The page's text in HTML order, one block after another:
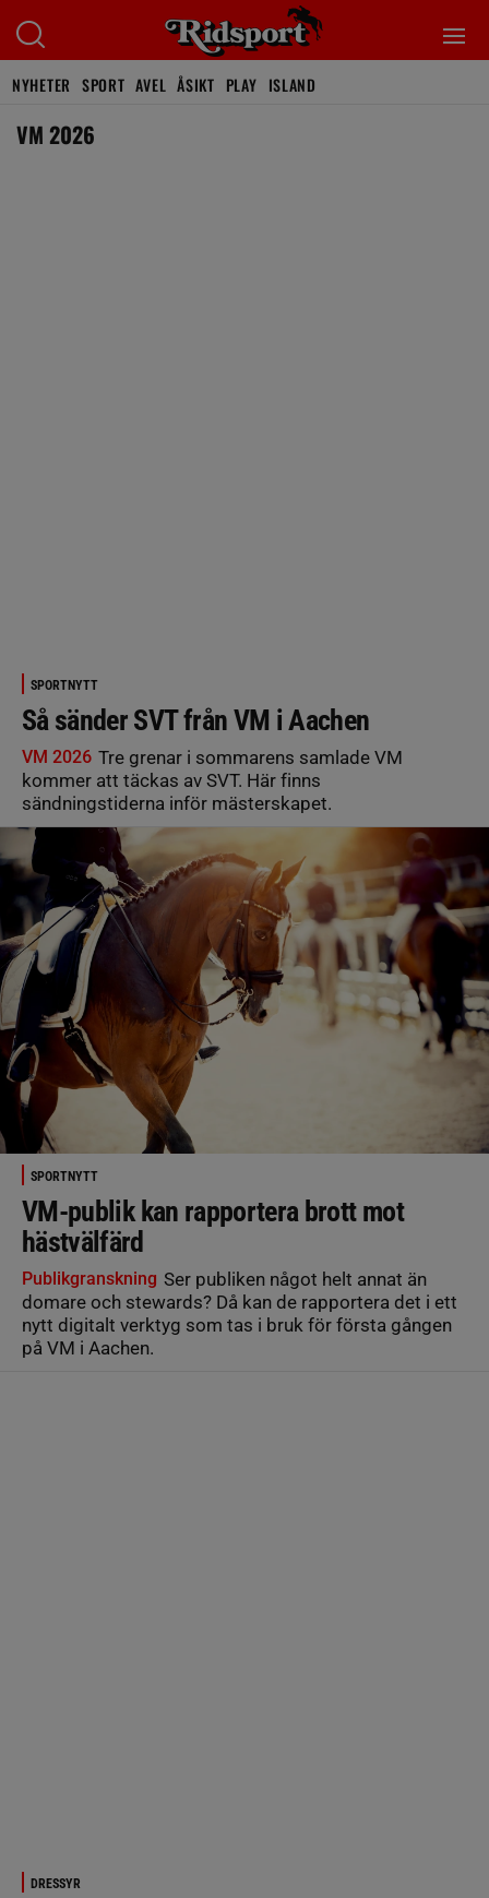
NYHETER SPORT AVEL ÅSIKT PLAY ISLAND
VM 2026
SPORTNYTT
Så sänder SVT från VM i Aachen
VM 2026 Tre grenar i sommarens samlade VM
kommer att täckas av SVT. Här finns
sändningstiderna inför mästerskapet.
SPORTNYTT
VM-publik kan rapportera brott mot
hästvälfärd
Publikgranskning Ser publiken något helt annat än
domare och stewards? Då kan de rapportera det i ett
nytt digitalt verktyg som tas i bruk för första gången
på VM i Aachen.
DRESSYR